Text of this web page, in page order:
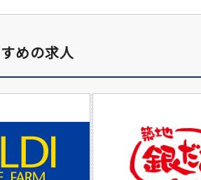
めの求人